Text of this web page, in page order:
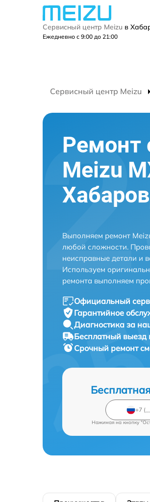
Сервисный центр Meizu в
Ежедневно с 9:00 до 21:00
Сервисный центр Meizu
Ремонт
Meizu
Выполняем ремонт
любой сложности.
неисправные детали и
Используем
ремонта выполняем
Официальный
Гарантийное
Диагностика за
Бесплатный выезд
Срочный ремонт
Нажимая на кнопку